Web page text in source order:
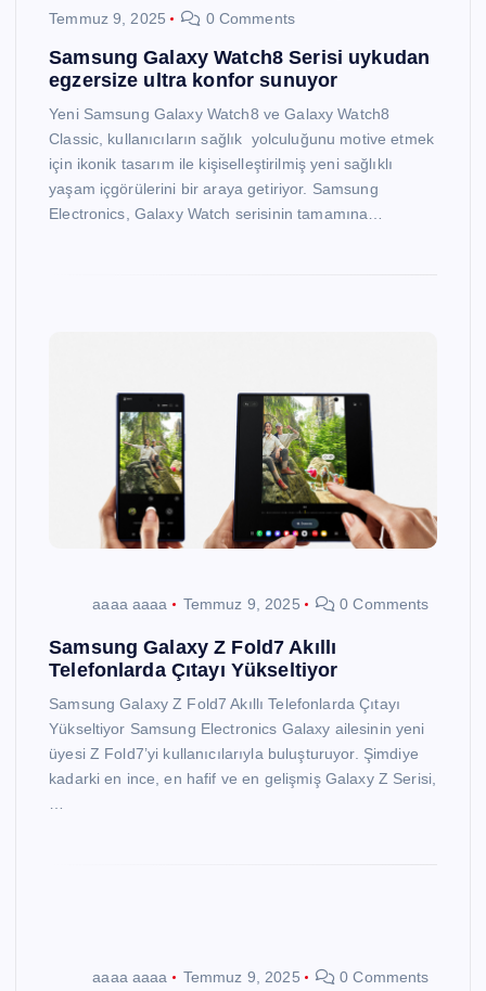
Temmuz 9, 2025
0 Comments
Samsung Galaxy Watch8 Serisi uykudan
egzersize ultra konfor sunuyor
Yeni Samsung Galaxy Watch8 ve Galaxy Watch8
Classic, kullanıcıların sağlık yolculuğunu motive etmek
için ikonik tasarım ile kişiselleştirilmiş yeni sağlıklı
yaşam içgörülerini bir araya getiriyor. Samsung
Electronics, Galaxy Watch serisinin tamamına…
aaaa aaaa Temmuz 9, 2025 0 Comments
Samsung Galaxy Z Fold7 Akıllı
Telefonlarda Çıtayı Yükseltiyor
Samsung Galaxy Z Fold7 Akıllı Telefonlarda Çıtayı
Yükseltiyor Samsung Electronics Galaxy ailesinin yeni
üyesi Z Fold7’yi kullanıcılarıyla buluşturuyor. Şimdiye
kadarki en ince, en hafif ve en gelişmiş Galaxy Z Serisi,
aaaa aaaa Temmuz 9, 2025 0 Comments